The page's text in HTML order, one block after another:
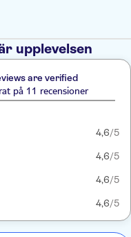
upplevelsen
are verified
på 11 recensioner
4,6/5
4,6/5
4,6/5
4,6/5